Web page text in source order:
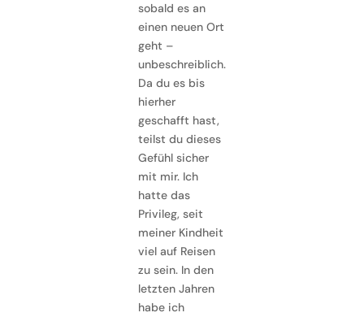
sobald es an
einen neuen Ort
geht –
unbeschreiblich.
Da du es bis
hierher
geschafft hast,
teilst du dieses
Gefühl sicher
mit mir. Ich
hatte das
Privileg, seit
meiner Kindheit
viel auf Reisen
zu sein. In den
letzten Jahren
habe ich